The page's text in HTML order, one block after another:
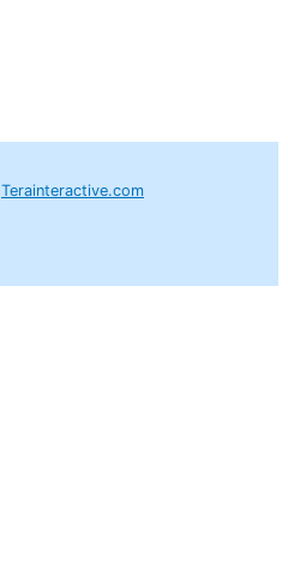
Terainteractive.com